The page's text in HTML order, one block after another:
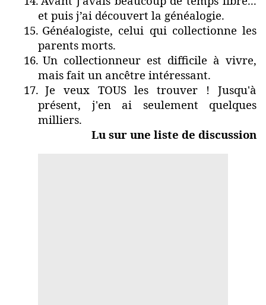
et puis j’ai découvert la généalogie.
15. Généalogiste, celui qui collectionne les
parents morts.
16. Un collectionneur est difficile à vivre,
mais fait un ancêtre intéressant.
17. Je veux TOUS les trouver ! Jusqu'à
présent, j'en ai seulement quelques
milliers.
Lu sur une liste de discussion